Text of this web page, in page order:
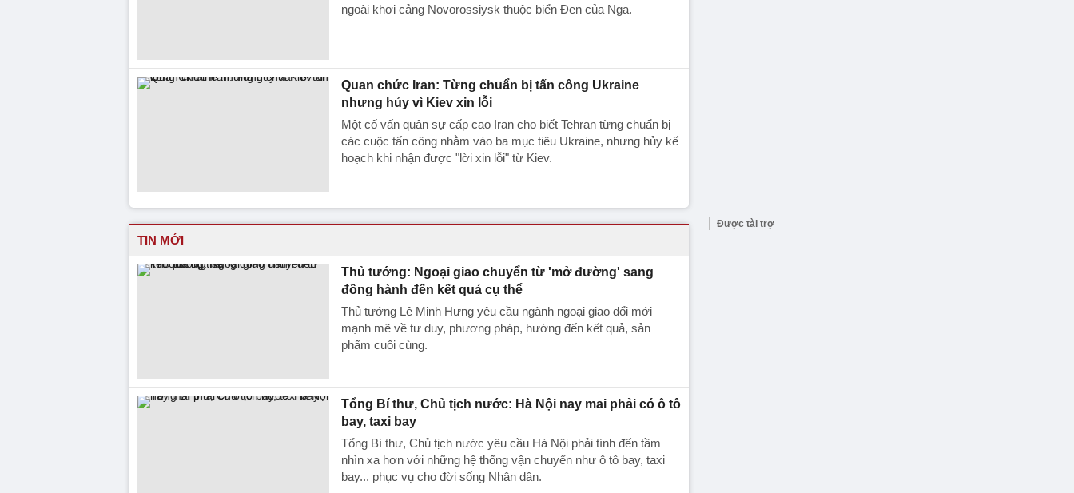
ngoài khơi cảng Novorossiysk thuộc biển Đen của Nga.
Quan chức Iran: Từng chuẩn bị tấn công Ukraine
nhưng hủy vì Kiev xin lỗi
Một cố vấn quân sự cấp cao Iran cho biết Tehran từng chuẩn bị
các cuộc tấn công nhằm vào ba mục tiêu Ukraine, nhưng hủy kế
hoạch khi nhận được "lời xin lỗi" từ Kiev.
TIN MỚI
Thủ tướng: Ngoại giao chuyển từ 'mở đường' sang
đồng hành đến kết quả cụ thể
Thủ tướng Lê Minh Hưng yêu cầu ngành ngoại giao đổi mới
mạnh mẽ về tư duy, phương pháp, hướng đến kết quả, sản
phẩm cuối cùng.
Tổng Bí thư, Chủ tịch nước: Hà Nội nay mai phải có ô tô
bay, taxi bay
Tổng Bí thư, Chủ tịch nước yêu cầu Hà Nội phải tính đến tầm
nhìn xa hơn với những hệ thống vận chuyển như ô tô bay, taxi
bay... phục vụ cho đời sống Nhân dân.
Được tài trợ